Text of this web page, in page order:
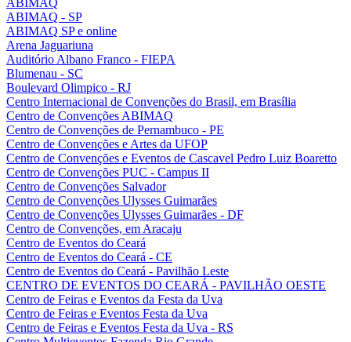
ABIMAQ - SP
ABIMAQ SP e online
Arena Jaguariuna
Auditório Albano Franco - FIEPA
Blumenau - SC
Boulevard Olimpico - RJ
Centro Internacional de Convenções do Brasil, em Brasília
Centro de Convenções ABIMAQ
Centro de Convenções de Pernambuco - PE
Centro de Convenções e Artes da UFOP
Centro de Convenções e Eventos de Cascavel Pedro Luiz Boaretto
Centro de Convenções PUC - Campus II
Centro de Convenções Salvador
Centro de Convenções Ulysses Guimarães
Centro de Convenções Ulysses Guimarães - DF
Centro de Convenções, em Aracaju
Centro de Eventos do Ceará
Centro de Eventos do Ceará - CE
Centro de Eventos do Ceará - Pavilhão Leste
CENTRO DE EVENTOS DO CEARÁ - PAVILHÃO OESTE
Centro de Feiras e Eventos da Festa da Uva
Centro de Feiras e Eventos Festa da Uva
Centro de Feiras e Eventos Festa da Uva - RS